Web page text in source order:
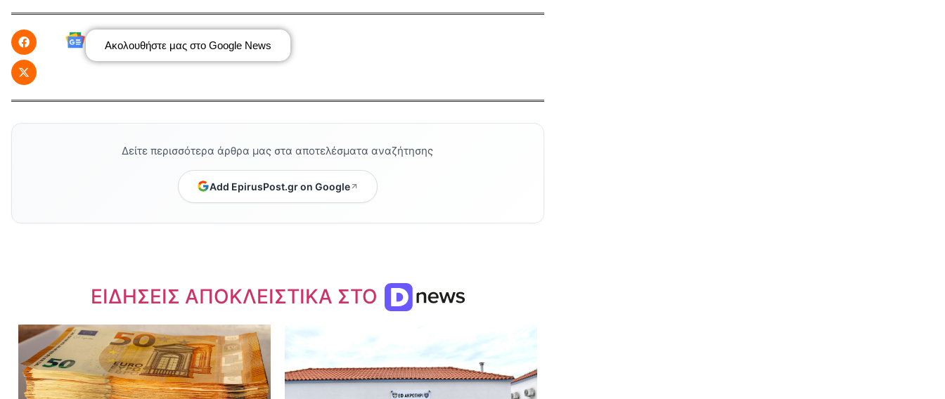
Ακολουθήστε μας στο Google News
Δείτε περισσότερα άρθρα μας στα αποτελέσματα αναζήτησης
Add EpirusPost.gr on Google
ΕΙΔΗΣΕΙΣ ΑΠΟΚΛΕΙΣΤΙΚΑ ΣΤΟ
Dnews.gr